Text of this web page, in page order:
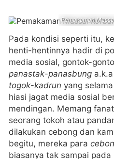
Pemakaman
Pada kondisi seperti itu,
henti-hentinnya hadir di
media sosial, gontok-
panastak-panasbunga.k.a
togok-kadrun yang
hiasi jagat media sosial
mendingan. Memang
seorang tokoh atau
dilakukan cebong dan
begitu, mereka para
biasanya tak sampai